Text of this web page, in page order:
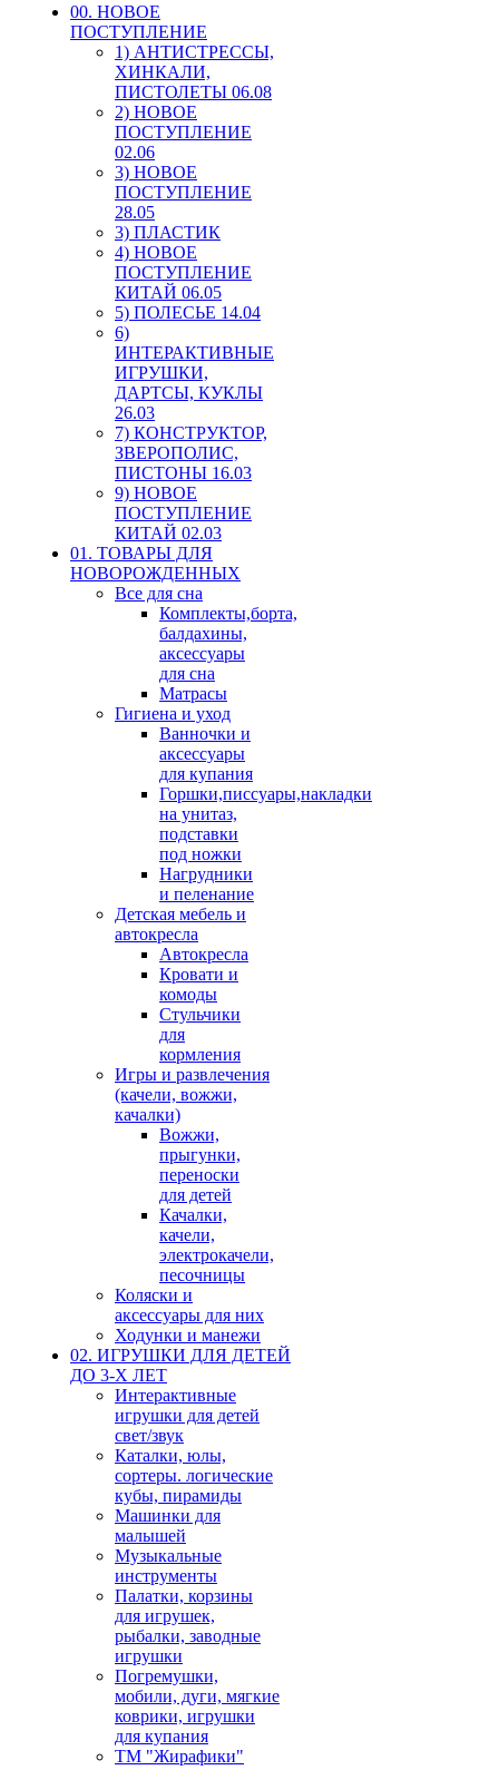
00. HОВОЕ
ПОСТУПЛЕНИЕ
1) АНТИСТРЕССЫ,
ХИНКАЛИ,
ПИСТОЛЕТЫ 06.08
2) НОВОЕ
ПОСТУПЛЕНИЕ
02.06
3) НОВОЕ
ПОСТУПЛЕНИЕ
28.05
3) ПЛАСТИК
4) НОВОЕ
ПОСТУПЛЕНИЕ
КИТАЙ 06.05
5) ПОЛЕСЬЕ 14.04
6)
ИНТЕРАКТИВНЫЕ
ИГРУШКИ,
ДАРТСЫ, КУКЛЫ
26.03
7) КОНСТРУКТОР,
ЗВЕРОПОЛИС,
ПИСТОНЫ 16.03
9) НОВОЕ
ПОСТУПЛЕНИЕ
КИТАЙ 02.03
01. ТОВАРЫ ДЛЯ
НОВОРОЖДЕННЫХ
Все для сна
Комплекты,борта,
балдахины,
аксессуары
для сна
Матрасы
Гигиена и уход
Ванночки и
аксессуары
для купания
Горшки,писсуары,накладки
на унитаз,
подставки
под ножки
Нагрудники
и пеленание
Детская мебель и
автокресла
Автокресла
Кровати и
комоды
Стульчики
для
кормления
Игры и развлечения
(качели, вожжи,
качалки)
Вожжи,
прыгунки,
переноски
для детей
Качалки,
качели,
электрокачели,
песочницы
Коляски и
аксессуары для них
Ходунки и манежи
02. ИГРУШКИ ДЛЯ ДЕТЕЙ
ДО 3-Х ЛЕТ
Интерактивные
игрушки для детей
свет/звук
Каталки, юлы,
сортеры. логические
кубы, пирамиды
Машинки для
малышей
Музыкальные
инструменты
Палатки, корзины
для игрушек,
рыбалки, заводные
игрушки
Погремушки,
мобили, дуги, мягкие
коврики, игрушки
для купания
ТМ "Жирафики"